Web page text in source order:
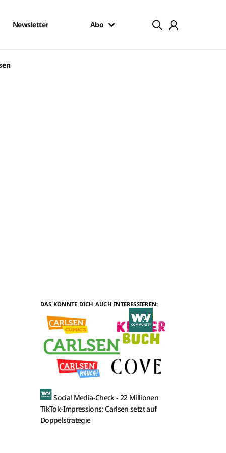
Newsletter Abo
DAS KÖNNTE DICH AUCH INTERESSIEREN:
Social Media-Check - 22 Millionen
TikTok-Impressions: Carlsen setzt auf
Doppelstrategie